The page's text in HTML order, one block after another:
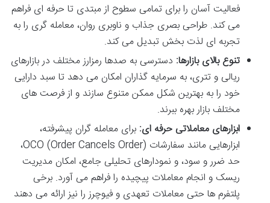
فعالیت آسان را برای تمامی سطوح از مبتدی تا حرفه ای فراهم
می کند. طراحی بصری جذاب و ناوبری روان، معامله گری را به
تجربه ای لذت بخش تبدیل می کند.
تنوع بالای بازارها: دسترسی به صدها رمزارز مختلف در بازارهای
ریالی و تتری، به سرمایه گذاران امکان می دهد تا سبد دارایی
خود را به بهترین شکل ممکن متنوع سازند و از فرصت های
مختلف بازار بهره ببرند.
ابزارهای معاملاتی حرفه ای: برای معامله گران پیشرفته،
ابزارهایی مانند سفارشات OCO (Order Cancels Order)،
حد ضرر و سود، و نمودارهای تحلیلی جامع، امکان مدیریت
ریسک و انجام معاملات پیچیده را فراهم می آورد. برخی
پلتفرم ها حتی معاملات تعهدی و فیوچرز را نیز ارائه می دهند